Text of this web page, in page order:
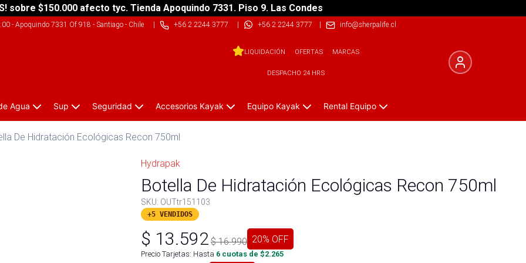
sobre $150.000 afecto tyc. Tienda Apoquindo 7331. Piso 9. Las Condes
- Apoquindo 7331 Of 918 - Santiago - Chile| +56 2 2244 3777 | +56 2 2244 3777 | info@sherpalife.cl
LIQUIDACIÓN OFERTAS MARCAS
DESPACHO 24 HRS
Agua Sup Seguridad Accesorios Kayak Equipo Kayak Rental Equipo
De Hidratación Ecológicas Recon 750ml
Hydrapak
Botella De Hidratación Ecológicas Recon 750ml
SKU: OUTtr151103
+5 VENDIDOS
$ 13.592 $16.990 20% OFF
Precio Tarjetas: Hasta 6 cuotas de $2.265